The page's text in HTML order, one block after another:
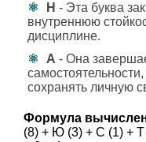
Н - Эта буква
внутреннюю
дисциплине.
А - Она
сохранять личную
Формула
(8) + Ю (3) + С (1) +